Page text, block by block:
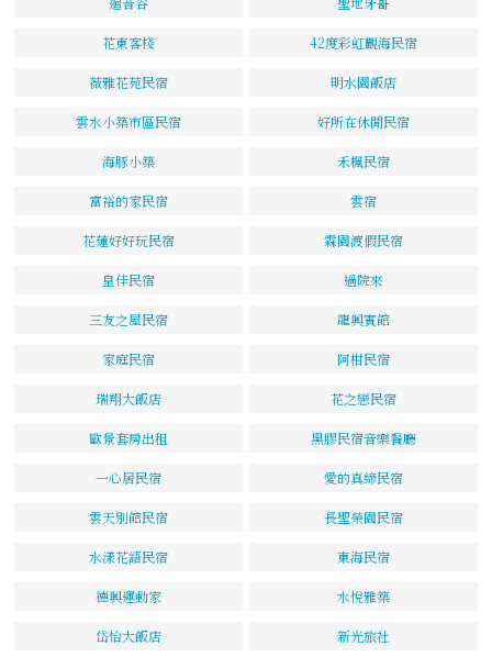
花東客棧 42度彩虹觀海民宿
薇雅花苑民宿 明水園飯店
雲水小築市區民宿 好所在休閒民宿
海豚小築 禾楓民宿
富裕的家民宿 雲宿
花蓮好好玩民宿 霖園渡假民宿
皇佳民宿 過院來
三友之屋民宿 龍興賓館
家庭民宿 阿柑民宿
瑞翔大飯店 花之戀民宿
歐景套房出租 黑膠民宿音樂餐廳
一心居民宿 愛的真締民宿
雲天別館民宿 長聖榮園民宿
水漾花語民宿 東海民宿
德興運動家 水悅雅築
岱怡大飯店 新光旅社